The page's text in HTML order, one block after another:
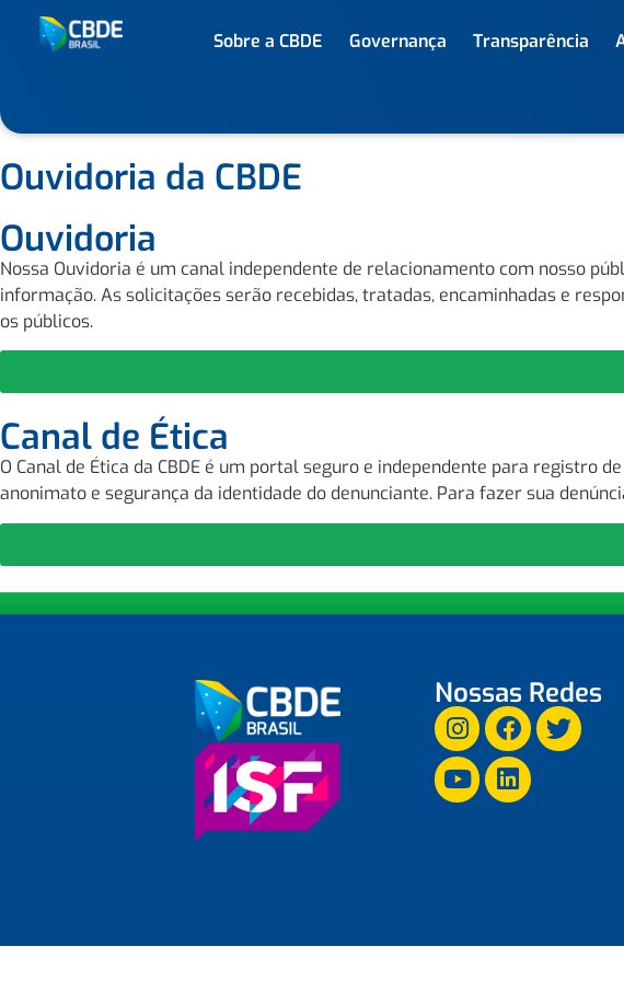
Sobre a CBDE Governança Transparência
Ouvidoria da CBDE
Ouvidoria
Nossa Ouvidoria é um canal independente de relacionamento com nosso
informação. As solicitações serão recebidas, tratadas, encaminhadas e
os públicos.
Canal de Ética
O Canal de Ética da CBDE é um portal seguro e independente para registro
anonimato e segurança da identidade do denunciante. Para fazer sua
Nossas Redes